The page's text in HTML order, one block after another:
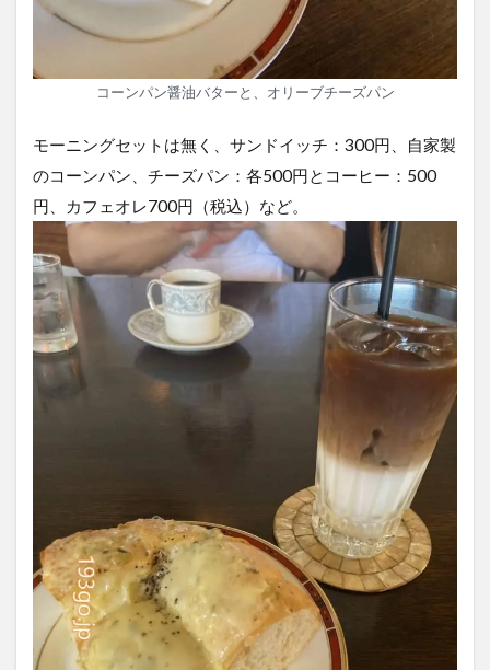
コーンパン醤油バターと、オリーブチーズパン
モーニングセットは無く、サンドイッチ：300円、自家製
のコーンパン、チーズパン：各500円とコーヒー：500
円、カフェオレ700円（税込）など。